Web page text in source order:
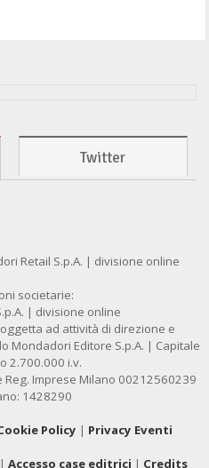
Twitter
Retail S.p.A. | divisione online
societarie:
| divisione online
ad attività di direzione e
Mondadori Editore S.p.A. | Capitale
2.700.000 i.v.
Reg. Imprese Milano 00212560239
1428290
Policy | Privacy Eventi
Accesso case editrici | Credits